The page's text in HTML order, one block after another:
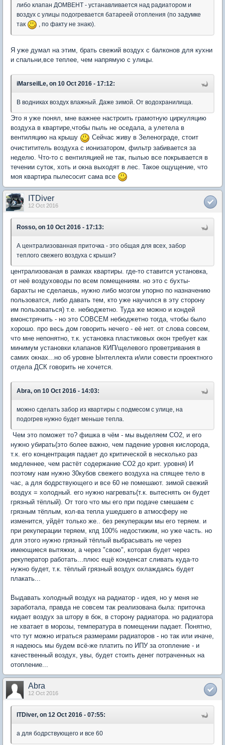
либо клапан ДОМВЕНТ - устанавливается над радиатором и
воздух с улицы подогревается батареей отопления (по задумке
так
, по факту не знаю).
Я уже думал на этим, брать свежий воздух с балконов для кухни
и спальни,все теплее, чем напрямую с улицы.
iMarseilLe, on 10 Oct 2016 - 17:12:
В водниках воздух влажный. Даже зимой. От водохранилища.
Это я уже понял, мне важнее настроить грамотную циркуляцию
воздуха в квартире,чтобы пыль не оседала, а улетела в
вентиляцию на крышу
Сейчас живу в Зеленограде, стоит
очистититель воздуха с ионизатором, фильтр забивается за
неделю. Что-то с вентиляцией не так, пылью все покрывается в
течении суток, хоть и окна выходят в лес. Такое ощущение, что
моя квартира пылесосит сама все
ITDiver
12 Oct 2016
Rosso, on 10 Oct 2016 - 17:13:
А централизованная приточка - это общая для всех, забор
теплого свежего воздуха с крыши?
централизованая в рамках квартиры. где-то ставится установка,
от неё воздуховоды по всем помещениям. но это с бухты-
барахты не сделаешь, нужно либо мозгом упорно по назначению
пользоватся, либо давать тем, кто уже научился в эту сторону
им пользоваться) т.е. небюджетно. Туда же можно и кондей
вмонстрячить - но это СОВСЕМ небюджетно тогда, чтобы было
хорошо. про весь дом говорить нечего - её нет. от слова совсем,
что мне непонятно, т.к. установка пластиковых окон требует как
минимум установки клапанов КИП/щелевого проветривания в
самих окнах...но об уровне Ынтеллекта и/или совести проектного
отдела ДСК говорить не хочется.
Abra, on 10 Oct 2016 - 14:03:
можно сделать забор из квартиры с подмесом с улице, на
подогрев нужно будет меньше тепла.
Чем это поможет то? фишка в чём - мы выделяем СО2, и его
нужно убирать(это более важно, чем падение уровня кислорода,
т.к. его концентрация падает до критической в несколько раз
медленнее, чем растёт содержание СО2 до крит. уровня) И
поэтому нам нужно 30кубов свежего воздуха на спящее тело в
час, а для бодрствующего и все 60 не помешают. зимой свежий
воздух = холодный. его нужно нагревать(т.к. вытеснять он будет
грязный тёплый). От того что мы его при подаче смешаем с
грязным тёплым, кол-ва тепла ушедшего в атмосферу не
изменится, уйдёт только же.. без рекуперации мы его теряем. и
при рекуперации теряем, кпд 100% недостижим, но уже часть. но
для этого нужно грязный тёплый выбрасывать не через
имеющиеся вытяжки, а через "свою", которая будет через
рекуператор работать...плюс ещё конденсат сливать куда-то
нужно будет, т.к. тёплый грязный воздух охлаждаясь будет
плакать...
Выдавать холодный воздух на радиатор - идея, но у меня не
заработала, правда не совсем так реализована была: приточка
кидает воздух за штору в бок, в сторону радиатора. но радиатора
не хватает в морозы, температура в помещении падает. Понятно,
что тут можно играться размерами радиаторов - но так или иначе,
я надеюсь мы будем всё-же платить по ИПУ за отопление - и
качественный воздух, увы, будет стоить денег потраченных на
отопление...
Abra
12 Oct 2016
ITDiver, on 12 Oct 2016 - 07:55:
а для бодрствующего и все 60